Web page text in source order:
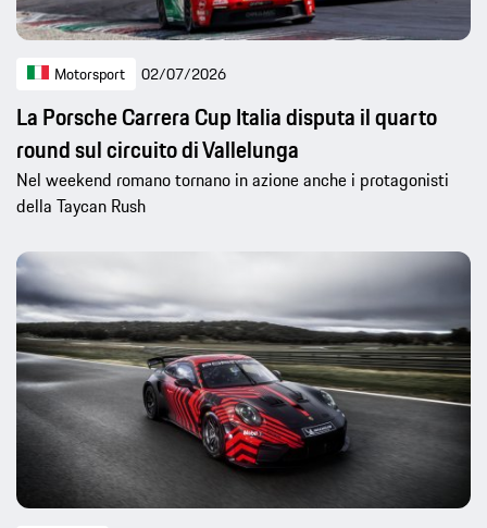
Motorsport 02/07/2026
La Porsche Carrera Cup Italia disputa il quarto
round sul circuito di Vallelunga
Nel weekend romano tornano in azione anche i protagonisti
della Taycan Rush